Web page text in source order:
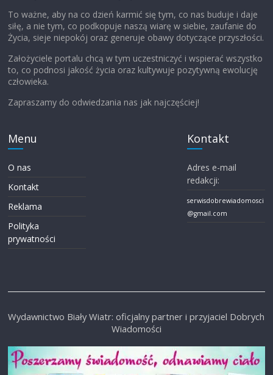
To ważne, aby na co dzień karmić się tym, co nas buduje i daje
siłę, a nie tym, co podkopuje naszą wiarę w siebie, zaufanie do
Życia, sieje niepokój oraz generuje obawy dotyczące przyszłości.
Założyciele portalu chcą w tym uczestniczyć i wspierać wszystko
to, co podnosi jakość życia oraz kultywuje pozytywną ewolucję
człowieka.
Zapraszamy do odwiedzania nas jak najczęściej!
Menu
O nas
Kontakt
Reklama
Polityka
prywatności
Kontakt
Adres e-mail
redakcji:
serwisdobrewiadomosci
@gmail.com
Wydawnictwo Biały Wiatr: oficjalny partner i przyjaciel Dobrych
Wiadomości